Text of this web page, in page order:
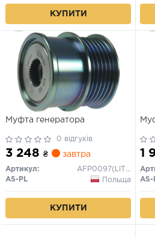
КУПИТИ
Муфта генератора
0 відгуків
3 248 ₴ завтра
Артикул:
AFP0097(LITENS)
AS-PL
Польща
КУПИТИ
1
AS-